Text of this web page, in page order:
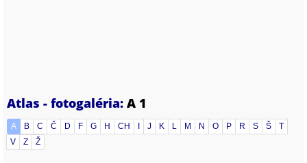
Atlas - fotogaléria: A 1
A B C Č D F G H CH J K L M N O P R S Š
T
V
Z Ž